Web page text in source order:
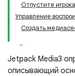
Отпустите игрока
Управление
Создать
Jetpack Media3
описывающий